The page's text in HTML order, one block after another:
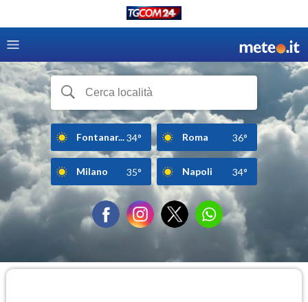
Fontanar...34° Roma 36°
Milano 35° Napoli 34°